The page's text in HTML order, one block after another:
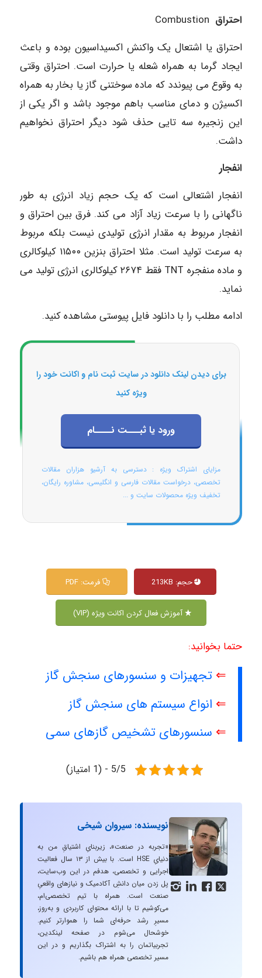
احتراق
احتراق یا اشتعال یک واکنش اکسیداسیون بوده و باعث
ایجاد گرما به همراه شعله یا حرارت است. احتراق وقتی
به وقوع می پیوندد که ماده سوختنی گاز یا بخار به همراه
اکسیژن و دمای مناسب باهم موجود باشد و اگر یکی از
این زنجیره سه تایی حذف شود دیگر احتراق نخواهیم
داشت.
انفجار
انفجار اشتعالی است که یک حجم زیاد انرژی به طور
ناگهانی را با سرعت زیاد آزاد می کند. فرق بین احتراق و
انفجار مربوط به مقدار انرژی تولیدی نیست بلکه مربوط
به سرعت تولید است. مثلا احتراق بنزین ۱۱۵۰۰ کیلوکالری
و ماده منفجره TNT فقط ۲۶۷۴ کیلوکالری انرژی تولید می
نماید.
ادامه مطلب را با دانلود فایل پیوستی مشاهده کنید.
برای دیدن لینک دانلود در سایت ثبت نام و اکانت خود را
ویژه کنید
ورود یا ثبـــت نــــام
مزایای اشتراک ویژه : دسترسی به آرشیو هزاران مقالات
تخصصی، درخواست مقالات فارسی و انگلیسی، مشاوره رایگان،
تخفیف ویژه محصولات سایت و ...
حجم: 213KB فرمت: PDF
آموزش فعال کردن اکانت ویژه (VIP)
حتما بخوانید:
⇐ تجهیزات و سنسورهای سنجش گاز
⇐ انواع سیستم های سنجش گاز
⇐ سنسورهای تشخیص گازهای سمی
5/5 - (1 امتیاز)
   
نویسنده: سیروان شیخی
«تجربه در صنعت»، زیربنایِ اشتیاقِ من به
دنیایِ HSE است. با بیش از ۱۳ سال فعالیت
اجرایی و تخصصی، هدفم در این وب‌سایت،
پل زدن میان دانشِ آکادمیک و نیازهای واقعیِ
صنعت است. همراه با تیم تخصصی‌ام،
می‌کوشیم تا با ارائه محتوای کاربردی و به‌روز،
مسیرِ رشد حرفه‌ای شما را هموارتر کنیم.
خوشحال می‌شوم در صفحه لینکدین،
تجربیاتمان را به اشتراک بگذاریم و در این
مسیر تخصصی همراه هم باشیم.